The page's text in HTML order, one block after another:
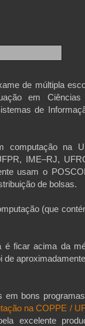
de múltipla
em
de
computação na
IME–RJ,
usam o
de bolsas.
(que
é ficar acima da
de
em bons
na COPPE /
excelente